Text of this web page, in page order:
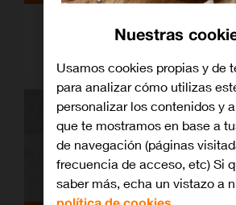
Verano en paz: medidas de
para llevar tu móvil a la
Nuestras
Usamos cookies propias y de
para analizar cómo utilizas
personalizar los contenidos y
que te mostramos en base a
de navegación (páginas
frecuencia de acceso, etc) Si
saber más, echa un vistazo a